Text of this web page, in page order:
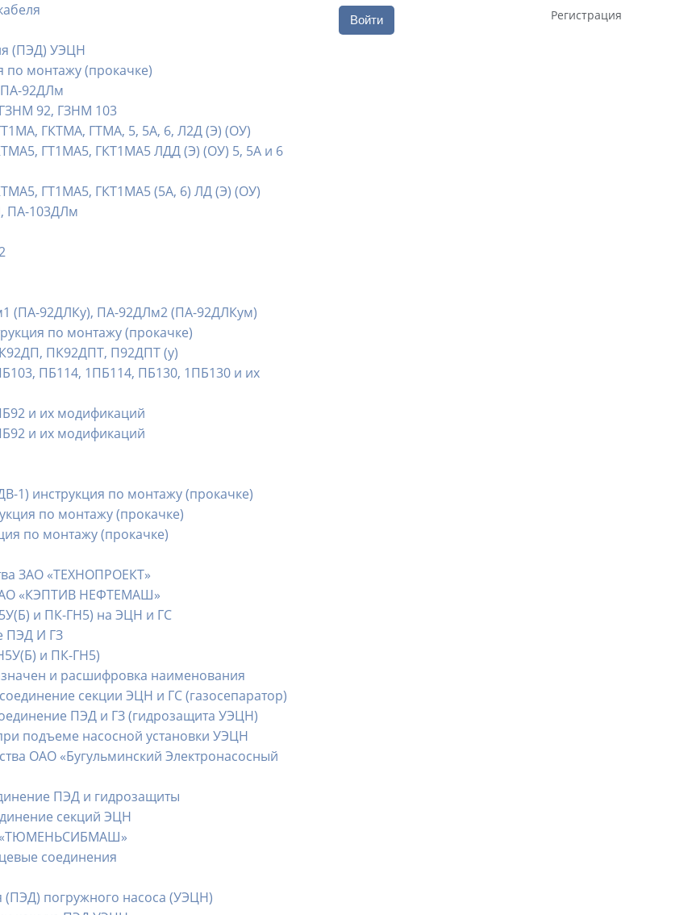
(ПЭД) УЭЦН
по монтажу (прокачке)
92ДЛм
92, ГЗНМ 103
ГКТМА, ГТМА, 5, 5А, 6, Л2Д (Э) (ОУ)
ГТ1МА5, ГКТ1МА5 ЛДД (Э) (ОУ) 5, 5А и 6
ГТ1МА5, ГКТ1МА5 (5А, 6) ЛД (Э) (ОУ)
ПА-103ДЛм
(ПА-92ДЛКу), ПА-92ДЛм2 (ПА-92ДЛКум)
по монтажу (прокачке)
ПК92ДПТ, П92ДПТ (у)
ПБ114, 1ПБ114, ПБ130, 1ПБ130 и их
и их модификаций
и их модификаций
инструкция по монтажу (прокачке)
по монтажу (прокачке)
по монтажу (прокачке)
ЗАО «ТЕХНОПРОЕКТ»
«КЭПТИВ НЕФТЕМАШ»
и ПК-ГН5) на ЭЦН и ГС
ПЭД И ГЗ
и ПК-ГН5)
и расшифровка наименования
секции ЭЦН и ГС (газосепаратор)
ПЭД и ГЗ (гидрозащита УЭЦН)
подъеме насосной установки УЭЦН
ОАО «Бугульминский Электронасосный
ПЭД и гидрозащиты
секций ЭЦН
«ТЮМЕНЬСИБМАШ»
соединения
(ПЭД) погружного насоса (УЭЦН)
Войти Регистрация